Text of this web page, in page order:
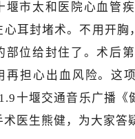
堰市太和医院心血管
耳封堵术。不用开胸
部位给封住了。术后
再担心出血风险。这
十堰交通音乐广播
医生熊健，为大家答